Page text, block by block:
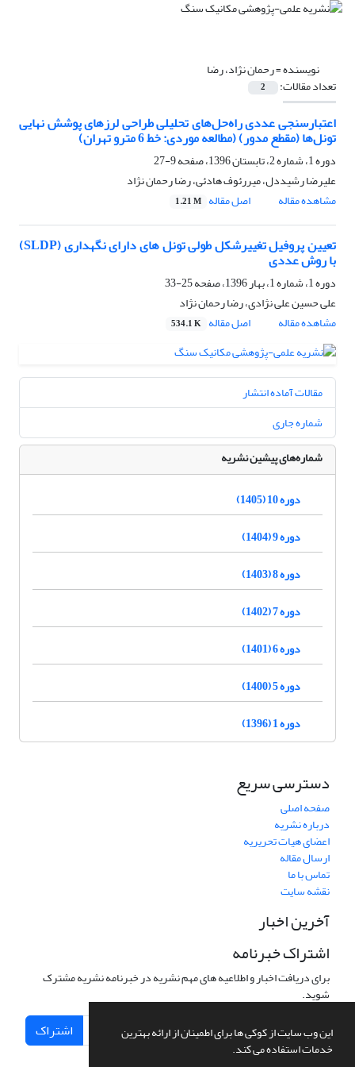
این وب سایت از کوکی ها برای اطمینان از ارائه بهترین
خدمات استفاده می کند.
نویسنده =رحمان نژاد، رضا
تعداد مقالات: 2
اعتبارسنجی عددی راه‌حل‌های تحلیلی طراحی لرزهای پوشش نهایی
تونل‌ها (مقطع مدور) (مطالعه موردی: خط 6 مترو تهران)
دوره 1، شماره 2، تابستان 1396، صفحه
9-27
علیرضا رشیددل، میررئوف هادئی، رضا رحمان نژاد
مشاهده مقاله
اصل مقاله 1.21 M
تعیین پروفیل تغییرشکل طولی تونل های دارای نگهداری (SLDP)
با روش عددی
دوره 1، شماره 1، بهار 1396، صفحه
25-33
علی حسین علی‌ نژادی، رضا رحمان نژاد
مشاهده مقاله
اصل مقاله 534.1 K
مقالات آماده انتشار
شماره جاری
شماره‌های پیشین نشریه
دوره 10 (1405)
دوره 9 (1404)
دوره 8 (1403)
دوره 7 (1402)
دوره 6 (1401)
دوره 5 (1400)
دوره 1 (1396)
دسترسی سریع
صفحه اصلی
درباره نشریه
اعضای هیات تحریریه
ارسال مقاله
تماس با ما
نقشه سایت
آخرین اخبار
اشتراک خبرنامه
برای دریافت اخبار و اطلاعیه های مهم نشریه در خبرنامه نشریه مشترک
شوید.
اشتراک